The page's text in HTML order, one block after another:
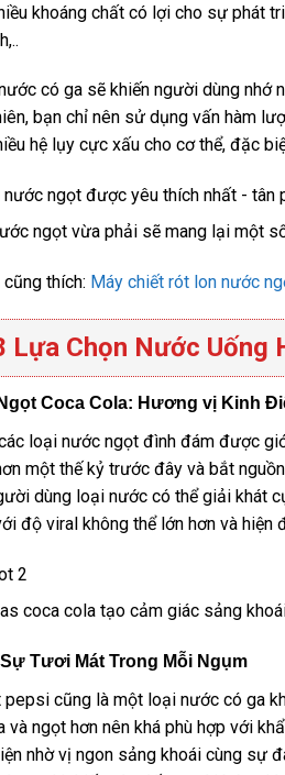
khoáng chất có lợi cho sự phát
có ga sẽ khiến người dùng
bạn chỉ nên sử dụng vấn hàm
hệ lụy cực xấu cho cơ thể, đặc
ngọt vừa phải sẽ mang lại một
thích: Máy chiết rót lon nước
Lựa Chọn Nước
Coca Cola: Hương vị Kinh
loại nước ngọt đình đám được
một thế kỷ trước đây và bắt
dùng loại nước có thể giải khát
độ viral không thể lớn hơn và hiện
coca cola tạo cảm giác sảng
Tươi Mát Trong Mỗi Ngụm
pepsi cũng là một loại nước có ga
và ngọt hơn nên khá phù hợp với
nhờ vị ngon sảng khoái cùng sự